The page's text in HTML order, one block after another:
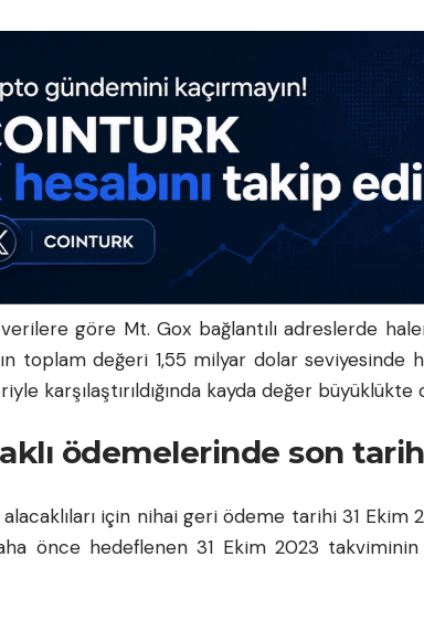
göre Mt. Gox bağlantılı adreslerde
toplam değeri 1,55 milyar dolar seviyesinde
karşılaştırıldığında kayda değer büyüklükte
ödemelerinde son
alacaklıları için nihai geri ödeme tarihi 31
önce hedeflenen 31 Ekim 2023 takviminin